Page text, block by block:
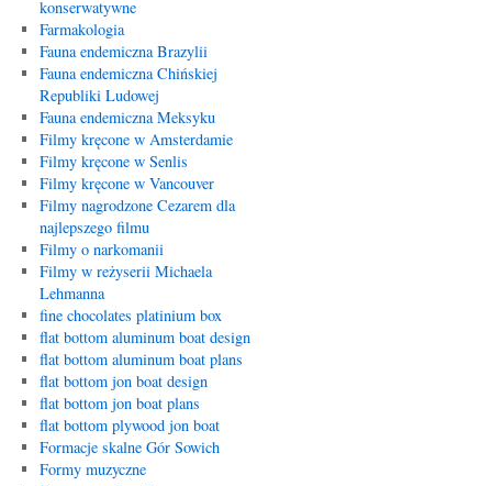
konserwatywne
Farmakologia
Fauna endemiczna Brazylii
Fauna endemiczna Chińskiej
Republiki Ludowej
Fauna endemiczna Meksyku
Filmy kręcone w Amsterdamie
Filmy kręcone w Senlis
Filmy kręcone w Vancouver
Filmy nagrodzone Cezarem dla
najlepszego filmu
Filmy o narkomanii
Filmy w reżyserii Michaela
Lehmanna
fine chocolates platinium box
flat bottom aluminum boat design
flat bottom aluminum boat plans
flat bottom jon boat design
flat bottom jon boat plans
flat bottom plywood jon boat
Formacje skalne Gór Sowich
Formy muzyczne